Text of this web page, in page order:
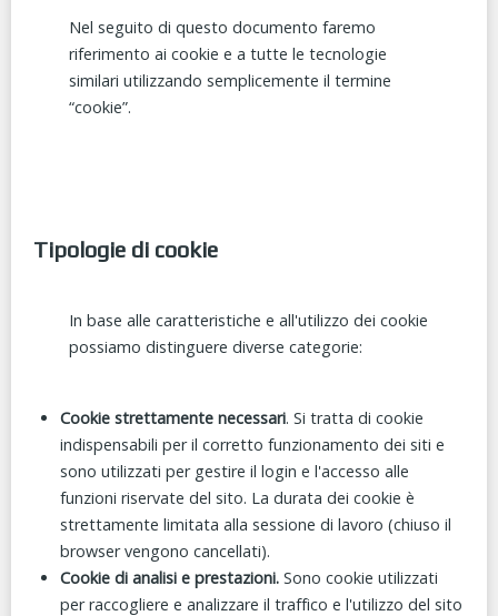
Nel seguito di questo documento faremo
riferimento ai cookie e a tutte le tecnologie
similari utilizzando semplicemente il termine
“cookie”.
Tipologie di cookie
In base alle caratteristiche e all'utilizzo dei cookie
possiamo distinguere diverse categorie:
Cookie strettamente necessari. Si tratta di cookie
indispensabili per il corretto funzionamento dei siti e
sono utilizzati per gestire il login e l'accesso alle
funzioni riservate del sito. La durata dei cookie è
strettamente limitata alla sessione di lavoro (chiuso il
browser vengono cancellati).
Cookie di analisi e prestazioni. Sono cookie utilizzati
per raccogliere e analizzare il traffico e l'utilizzo del sito